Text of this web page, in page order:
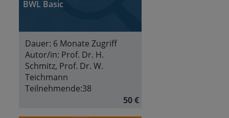
BWL Basic
Dauer: 6 Monate Zugriff
Autor/in: Prof. Dr. H.
Schmitz, Prof. Dr. W.
Teichmann
Teilnehmende:38
50 €